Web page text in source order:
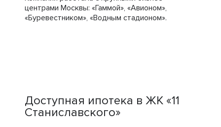
центрами Москвы: «Гаммой», «Авионом»,
«Буревестником», «Водным стадионом».
Доступная ипотека в ЖК «11
Станиславского»